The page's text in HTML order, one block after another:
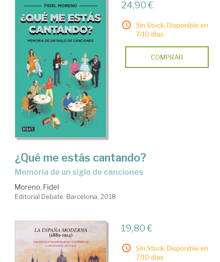
24,90 €
Sin Stock. Disponible en
7/10 días.
COMPRAR
¿Qué me estás cantando?
memoria de un siglo de canciones
Moreno, Fidel
Editorial Debate. Barcelona, 2018
19,80 €
Sin Stock. Disponible en
7/10 días.